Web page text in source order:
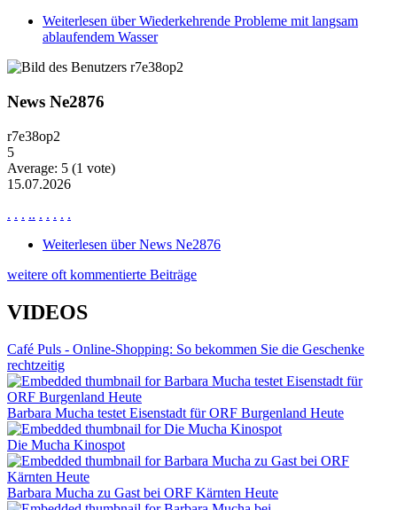
Weiterlesen über Wiederkehrende Probleme mit langsam
ablaufendem Wasser
News Ne2876
r7e38op2
5
Average: 5 (1 vote)
15.07.2026
. . . .. . . . . .
Weiterlesen über News Ne2876
weitere oft kommentierte Beiträge
VIDEOS
Café Puls - Online-Shopping: So bekommen Sie die Geschenke
rechtzeitig
Barbara Mucha testet Eisenstadt für ORF Burgenland Heute
Die Mucha Kinospot
Barbara Mucha zu Gast bei ORF Kärnten Heute